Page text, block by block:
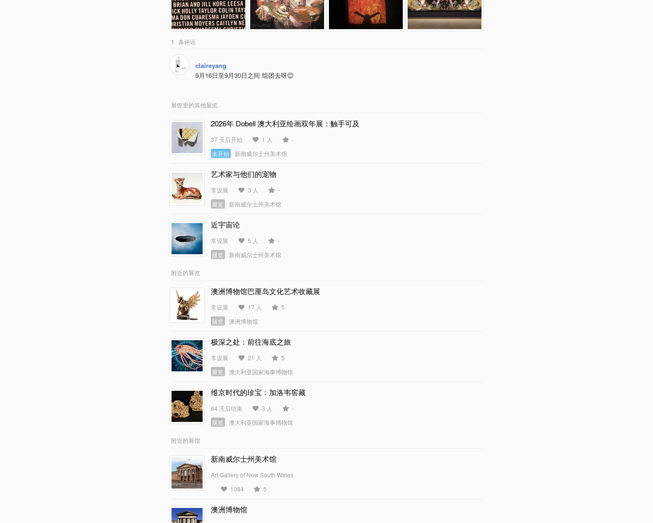
1 条评论
claireyang
9月16日至9月30日之间 组团去呀😊
展馆里的其他展览
2026年 Dobell 澳大利亚绘画双年展：触手可及
37 天后开始 1 人
-
未开始
新南威尔士州美术馆
艺术家与他们的宠物
常设展 3 人
-
展览
新南威尔士州美术馆
近宇宙论
常设展 5 人
-
展览
新南威尔士州美术馆
附近的展览
澳洲博物馆巴厘岛文化艺术收藏展
常设展 17 人
5
展览
澳洲博物馆
极深之处：前往海底之旅
常设展 21 人
5
展览
澳大利亚国家海事博物馆
维京时代的珍宝：加洛韦窖藏
64 天后结束 3 人
-
展览
澳大利亚国家海事博物馆
附近的展馆
新南威尔士州美术馆
Art Gallery of New South Wales
1084
5
澳洲博物馆